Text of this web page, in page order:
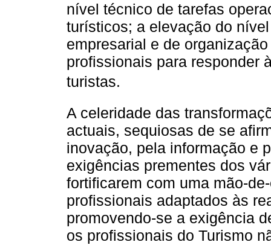
nível técnico de tarefas
turísticos; a elevação do
empresarial e de
profissionais para responder
turistas.
A celeridade das
actuais, sequiosas de se
inovação, pela informação e
exigências prementes dos
fortificarem com uma mão-
profissionais adaptados às
promovendo-se a exigência
os profissionais do Turismo